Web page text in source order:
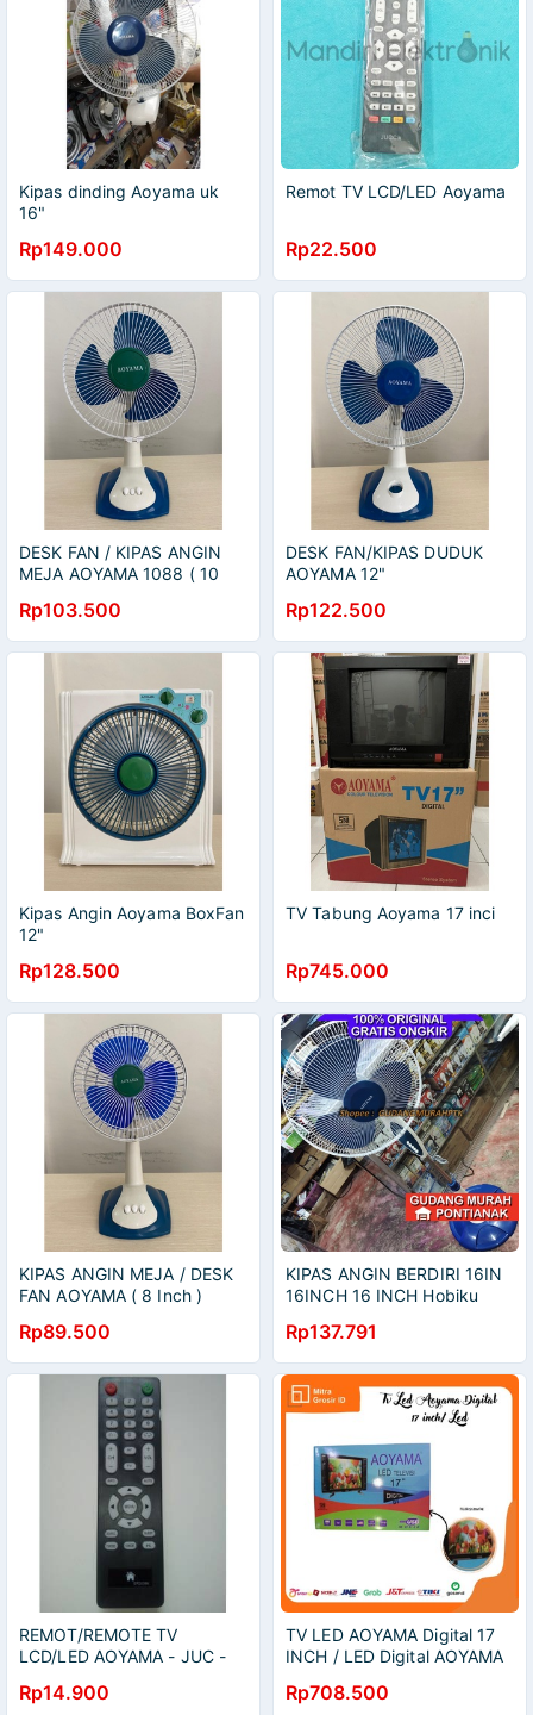
Kipas dinding Aoyama uk
16"
Rp149.000
Remot TV LCD/LED Aoyama
Rp22.500
DESK FAN / KIPAS ANGIN
MEJA AOYAMA 1088 ( 10
Rp103.500
DESK FAN/KIPAS DUDUK
AOYAMA 12"
Rp122.500
Kipas Angin Aoyama BoxFan
12"
Rp128.500
TV Tabung Aoyama 17 inci
Rp745.000
KIPAS ANGIN MEJA / DESK
FAN AOYAMA ( 8 Inch )
Rp89.500
KIPAS ANGIN BERDIRI 16IN
16INCH 16 INCH Hobiku
BERKUALITAS
Rp137.791
REMOT/REMOTE TV
LCD/LED AOYAMA - JUC -
Rp14.900
TV LED AOYAMA Digital 17
INCH / LED Digital AOYAMA
Rp708.500